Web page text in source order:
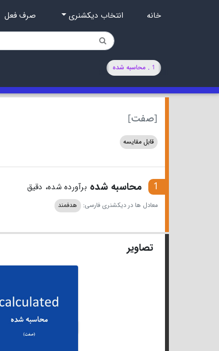
خانه انتخاب دیکشنری صرف فعل
1 . محاسبه شده
[صفت]
قابل مقایسه
1 محاسبه شده برآورده شده، دقیق
معادل ها در دیکشنری فارسی: هدفمند
تصاویر